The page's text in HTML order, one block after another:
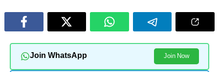
Join WhatsApp Join Now